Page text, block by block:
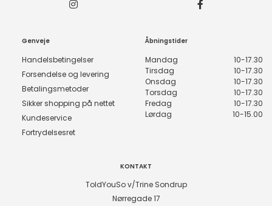
Genveje
Handelsbetingelser
Forsendelse og levering
Betalingsmetoder
Sikker shopping på nettet
Kundeservice
Fortrydelsesret
Åbningstider
Mandag
10-17.30
Tirsdag
10-17.30
Onsdag
10-17.30
Torsdag
10-17.30
Fredag
10-17.30
Lørdag
10-15.00
KONTAKT
ToldYouSo v/Trine Sondrup
Nørregade 17